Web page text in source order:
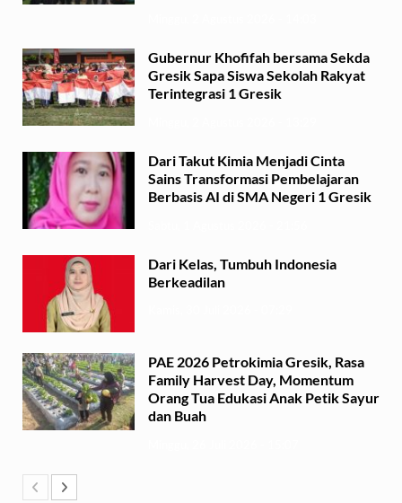
Gubernur Khofifah bersama Sekda
Gresik Sapa Siswa Sekolah Rakyat
Terintegrasi 1 Gresik
Dari Takut Kimia Menjadi Cinta
Sains Transformasi Pembelajaran
Berbasis AI di SMA Negeri 1 Gresik
Dari Kelas, Tumbuh Indonesia
Berkeadilan
PAE 2026 Petrokimia Gresik, Rasa
Family Harvest Day, Momentum
Orang Tua Edukasi Anak Petik Sayur
dan Buah